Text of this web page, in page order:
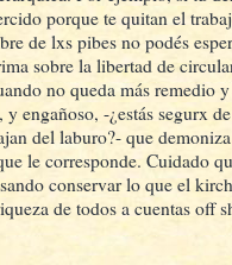
porque te quitan el
de lxs pibes no podés
sobre la libertad de
no queda más remedio
engañoso, -¿estás segurx
del laburo?- que
le corresponde. Cuidado
conservar lo que el
de todos a cuentas off